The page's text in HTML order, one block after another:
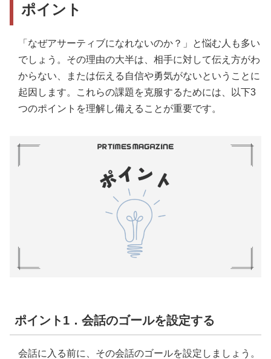
ポイント
「なぜアサーティブになれないのか？」と悩む人も多い
でしょう。その理由の大半は、相手に対して伝え方がわ
からない、または伝える自信や勇気がないということに
起因します。これらの課題を克服するためには、以下3
つのポイントを理解し備えることが重要です。
ポイント1．会話のゴールを設定する
会話に入る前に、その会話のゴールを設定しましょう。